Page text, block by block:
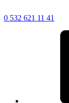
0 532 621 11 41